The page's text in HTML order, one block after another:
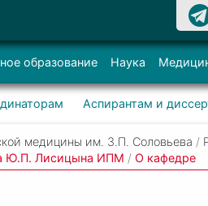
образование Наука
Аспирантам и
медицины им. З.П. Соловьева /
Ю.П. Лисицына ИПМ / О кафедре